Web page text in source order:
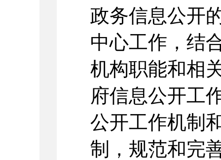
政务信息公开
中心工作，结
机构职能和相
府信息公开工
公开工作机制
制，规范和完